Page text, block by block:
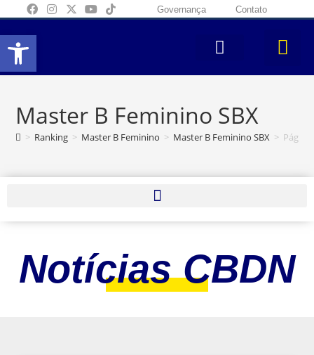
Abrir a barra de ferramentas
Governança Contato
Master B Feminino SBX
> Ranking > Master B Feminino > Master B Feminino SBX > Página
Notícias CBDN